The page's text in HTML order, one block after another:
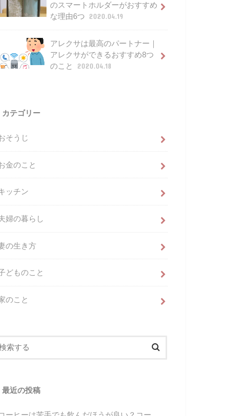
のスマートホルダーがおすすめ
な理由6つ
2020.04.19
アレクサは最高のパートナー｜
アレクサができるおすすめ8つ
のこと
2020.04.18
カテゴリー
そうじ
金のこと
ッチン
婦の暮らし
の生き方
どものこと
のこと
最近の投稿